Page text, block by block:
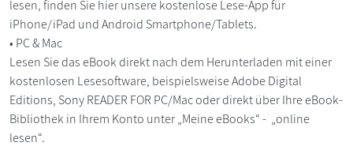
lesen, finden Sie hier unsere kostenlose Lese-App für
iPhone/iPad und Android Smartphone/Tablets.
• PC & Mac
Lesen Sie das eBook direkt nach dem Herunterladen mit einer
kostenlosen Lesesoftware, beispielsweise Adobe Digital
Editions, Sony READER FOR PC/Mac oder direkt über Ihre eBook-
Bibliothek in Ihrem Konto unter „Meine eBooks“ - „online
lesen“.